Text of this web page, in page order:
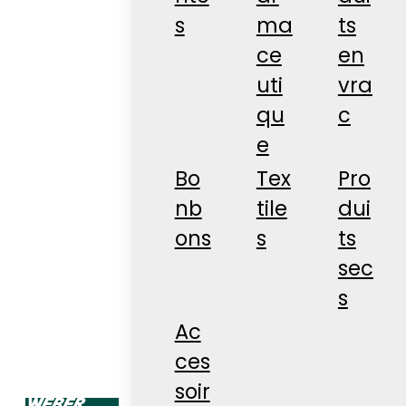
s
ma
ce
uti
qu
e
ts
en
vra
c
Bo
nb
ons
Tex
tile
s
Pro
dui
ts
sec
s
Ac
ces
soir